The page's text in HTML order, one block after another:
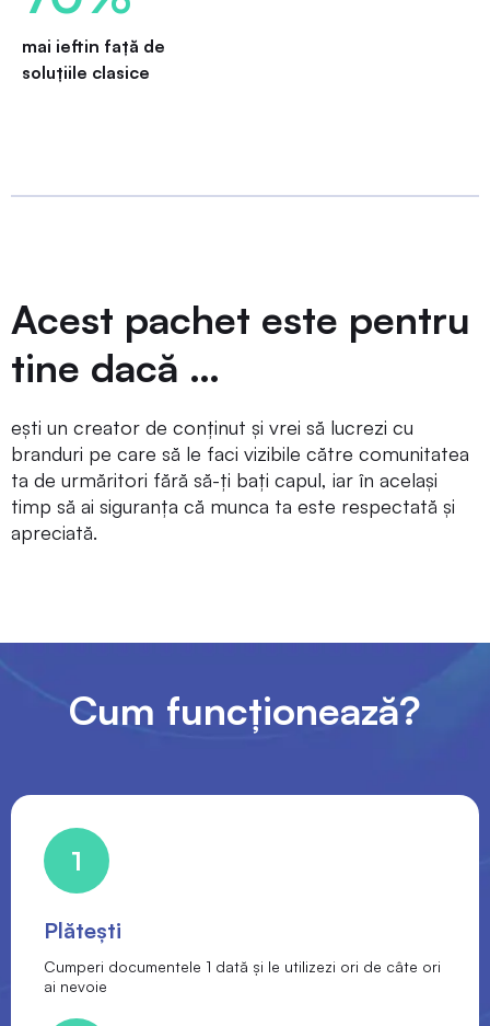
mai ieftin față de
soluțiile clasice
Acest pachet este pentru
tine dacă …
ești un creator de conținut și vrei să lucrezi cu
branduri pe care să le faci vizibile către comunitatea
ta de urmăritori fără să-ți bați capul, iar în același
timp să ai siguranța că munca ta este respectată și
apreciată.
Cum funcționează?
1
Plătești
Cumperi documentele 1 dată și le utilizezi ori de câte ori
ai nevoie